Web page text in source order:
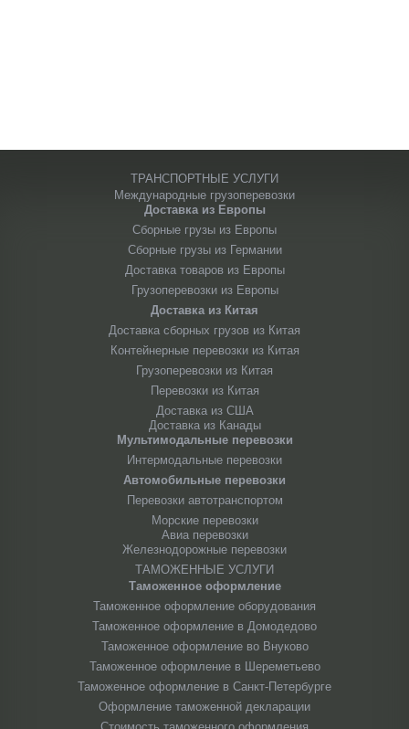
ТРАНСПОРТНЫЕ УСЛУГИ
Международные грузоперевозки
Доставка из Европы
Сборные грузы из Европы
Сборные грузы из Германии
Доставка товаров из Европы
Грузоперевозки из Европы
Доставка из Китая
Доставка сборных грузов из Китая
Контейнерные перевозки из Китая
Грузоперевозки из Китая
Перевозки из Китая
Доставка из США
Доставка из Канады
Мультимодальные перевозки
Интермодальные перевозки
Автомобильные перевозки
Перевозки автотранспортом
Морские перевозки
Авиа перевозки
Железнодорожные перевозки
ТАМОЖЕННЫЕ УСЛУГИ
Таможенное оформление
Таможенное оформление оборудования
Таможенное оформление в Домодедово
Таможенное оформление во Внуково
Таможенное оформление в Шереметьево
Таможенное оформление в Санкт-Петербурге
Оформление таможенной декларации